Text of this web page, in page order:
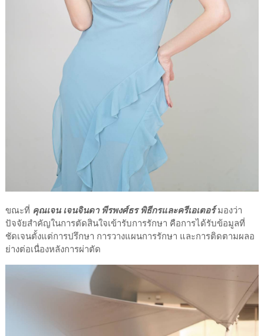
ขณะที่ คุณเจน เจนจินดา พีรพงศ์ธร พิธีกรและครีเอเตอร์มองว่า
ปัจจัยสำคัญในการตัดสินใจเข้ารับการรักษา คือการได้รับข้อมูลที่
ชัดเจนตั้งแต่การปรึกษา การวางแผนการรักษา และการติดตามผลอ
ย่างต่อเนื่องหลังการผ่าตัด